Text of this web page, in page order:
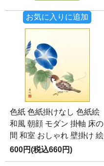
お気に入りに追加
色紙 色紙掛けなし 色紙絵
和風 朝顔 モダン 掛軸 床の
間 和室 おしゃれ 壁掛け 絵
600円(税込660円)